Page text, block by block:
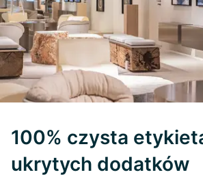
100% czysta
ukrytych dodatków